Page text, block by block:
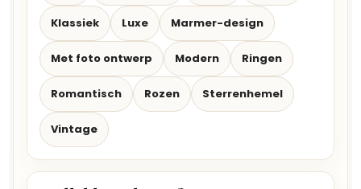
Klassiek Luxe Marmer-design
Met foto ontwerp Modern Ringen
Romantisch Rozen Sterrenhemel
Vintage